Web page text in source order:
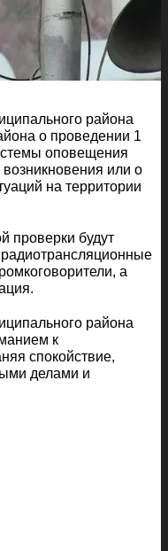
района
о проведении 1
оповещения
возникновения или о
на территории
проверки будут
а
района
к
спокойствие,
делами и